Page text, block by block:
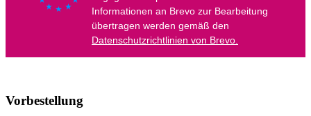
Vorbestellung